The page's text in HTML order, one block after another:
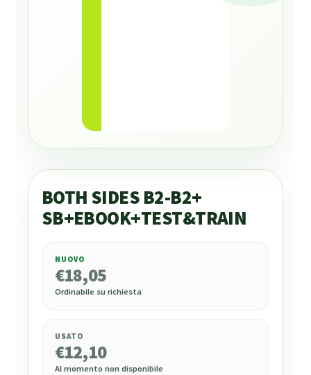
BOTH SIDES B2-B2+
SB+EBOOK+TEST&TRAIN
18,05
NUOVO
€18,05
Ordinabile su richiesta
USATO
€12,10
Al momento non disponibile